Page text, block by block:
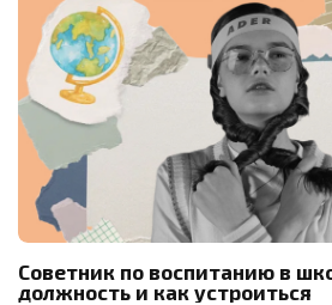
Советник по воспитанию в
должность и как устроиться